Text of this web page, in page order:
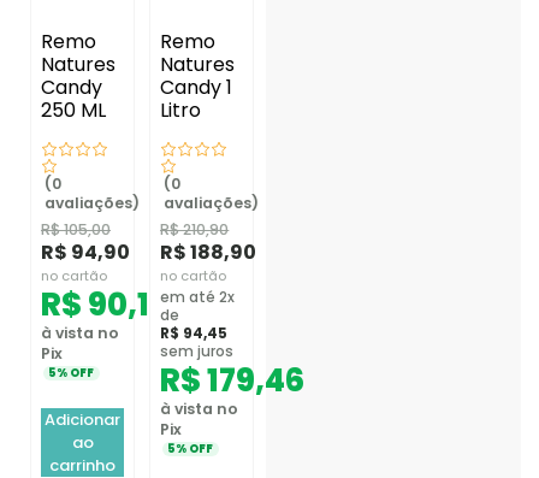
Remo
Natures
Candy
250 ML
(0
avaliações)
R$105,00
R$ 94,90
no cartão
R$90,16
à vista no
Pix
5% OFF
Adicionar
ao
carrinho
Remo
Natures
Candy 1
Litro
(0
avaliações)
R$210,90
R$188,90
no cartão
em até 2x
de
R$ 94,45
sem juros
R$179,46
à vista no
Pix
5% OFF